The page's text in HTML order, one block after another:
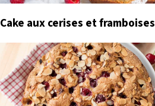
Cake aux cerises et framboises